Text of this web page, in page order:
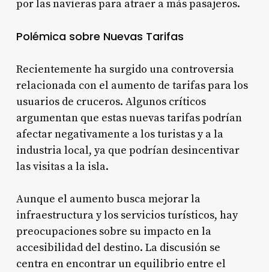
por las navieras para atraer a más pasajeros.
Polémica sobre Nuevas Tarifas
Recientemente ha surgido una controversia
relacionada con el aumento de tarifas para los
usuarios de cruceros. Algunos críticos
argumentan que estas nuevas tarifas podrían
afectar negativamente a los turistas y a la
industria local, ya que podrían desincentivar
las visitas a la isla.
Aunque el aumento busca mejorar la
infraestructura y los servicios turísticos, hay
preocupaciones sobre su impacto en la
accesibilidad del destino. La discusión se
centra en encontrar un equilibrio entre el